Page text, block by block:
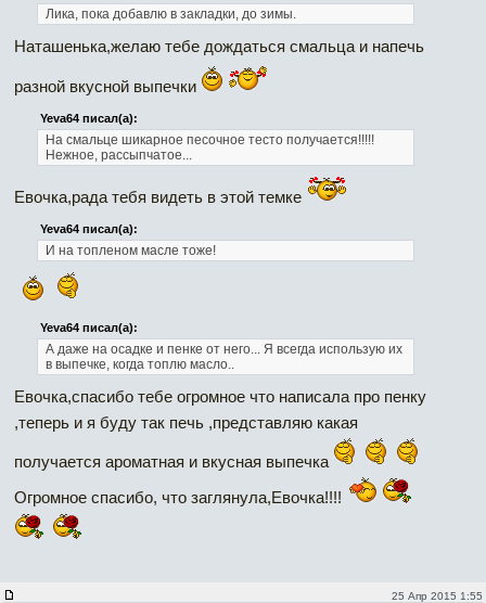
Лика, пока добавлю в закладки, до зимы.
Наташенька,желаю тебе дождаться смальца и напечь
разной вкусной выпечки
Yeva64 писал(а):
На смальце шикарное песочное тесто получается!!!!!
Нежное, рассыпчатое...
Евочка,рада тебя видеть в этой темке
Yeva64 писал(а):
И на топленом масле тоже!
Yeva64 писал(а):
А даже на осадке и пенке от него... Я всегда использую их
в выпечке, когда топлю масло..
Евочка,спасибо тебе огромное что написала про пенку
,теперь и я буду так печь ,представляю какая
получается ароматная и вкусная выпечка
Огромное спасибо, что заглянула,Евочка!!!!
25 Апр 2015 1:55